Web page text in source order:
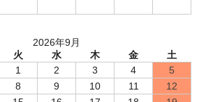
2026年9月
火 水 木 金
土
1
2 3 4
5
8 9 10 11
12